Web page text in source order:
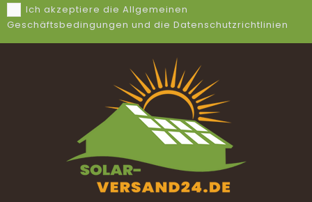
Ich akzeptiere die Allgemeinen
Geschäftsbedingungen und die Datenschutzrichtlinien